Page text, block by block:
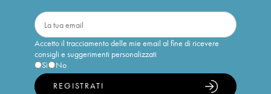
Accetto il tracciamento delle mie email al fine di ricevere
consigli e suggerimenti personalizzati
Sì
No
REGISTRATI